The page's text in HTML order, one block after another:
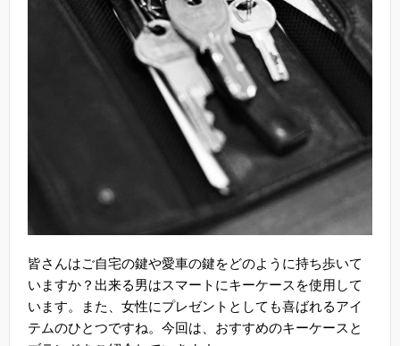
皆さんはご自宅の鍵や愛車の鍵をどのように持ち歩いて
いますか？出来る男はスマートにキーケースを使用して
います。また、女性にプレゼントとしても喜ばれるアイ
テムのひとつですね。今回は、おすすめのキーケースと